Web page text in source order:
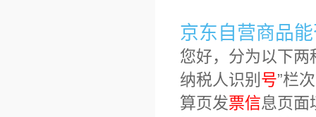
京东自营商品
您好，分为以下
纳税人识别 号”栏
算页发票信息页面